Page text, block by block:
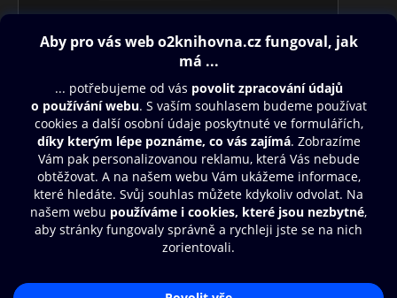
Obsah ke stažení
Moje O2 Knihovna
Další zábava
© O2 Czech Republic a.s.